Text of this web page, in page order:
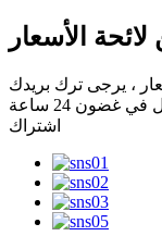
الأسعار
، يرجى ترك بريدك
اشتراك